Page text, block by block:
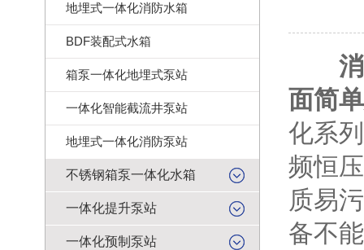
地埋式一体化消防水箱
BDF装配式水箱
箱泵一体化地埋式泵站
一体化智能截流井泵站
地埋式一体化消防泵站
不锈钢箱泵一体化水箱
一体化提升泵站
一体化预制泵站
面简
化系
频恒
质易
备不